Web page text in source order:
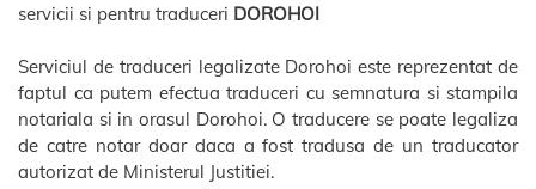
servicii si pentru traduceri DOROHOI
Serviciul de traduceri legalizate Dorohoi este reprezentat de
faptul ca putem efectua traduceri cu semnatura si stampila
notariala si in orasul Dorohoi. O traducere se poate legaliza
de catre notar doar daca a fost tradusa de un traducator
autorizat de Ministerul Justitiei.